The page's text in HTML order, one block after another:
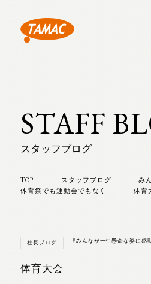
STAFF
スタッフブログ
TOP スタッフブログ み
体育祭でも運動会でもなく
体育
社長ブログ #みんなが一生懸命な姿に感
体育大会